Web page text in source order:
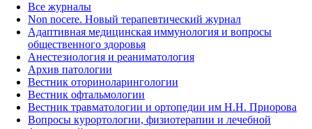
Все журналы
Non nocere. Новый терапевтический журнал
Адаптивная медицинская иммунология и вопросы
общественного здоровья
Анестезиология и реаниматология
Архив патологии
Вестник оториноларингологии
Вестник офтальмологии
Вестник травматологии и ортопедии им Н.Н. Приорова
Вопросы курортологии, физиотерапии и лечебной